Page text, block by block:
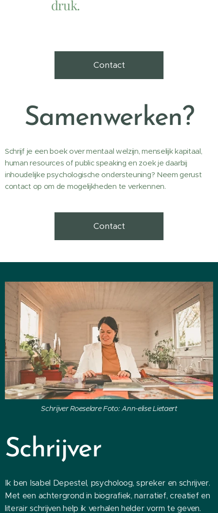
druk.
Contact
Samenwerken?
Schrijf je een boek over mentaal welzijn, menselijk kapitaal,
human resources of public speaking en zoek je daarbij
inhoudelijke psychologische ondersteuning? Neem gerust
contact op om de mogelijkheden te verkennen.
Contact
Schrijver Roeselare Foto: Ann-elise Lietaert
Schrijver
Ik ben Isabel Depestel, psycholoog, spreker en schrijver.
Met een achtergrond in biografiek, narratief, creatief en
literair schrijven help ik verhalen helder vorm te geven.